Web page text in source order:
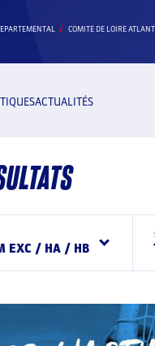
COMITE DE LOIRE
ACTUALITÉS
EXC / HA / HB